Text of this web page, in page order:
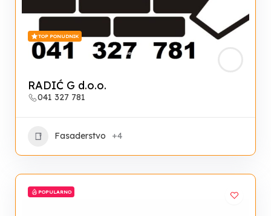
TOP PONUDNIK
RADIĆ G d.o.o.
041 327 781
Fasaderstvo +4
POPULARNO